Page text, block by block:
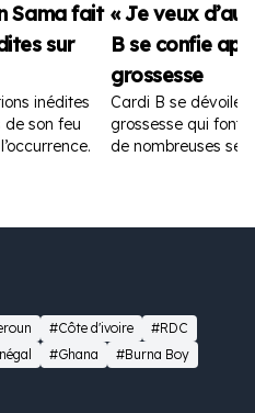
Sama fait
sur
inédites
son feu
« Je veux
B se confie
grossesse
Cardi B se dévoile
grossesse qui font
de nombreuses
#Côte d'ivoire
#RDC
#Ghana
#Burna Boy